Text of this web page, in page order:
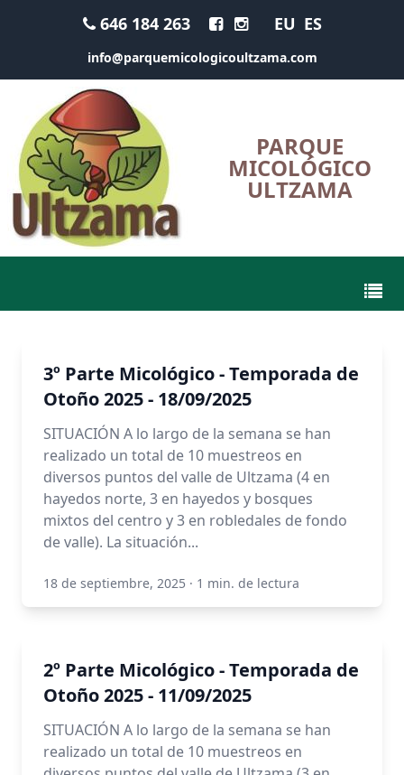
646 184 263 EU ES
info@parquemicologicoultzama.com
PARQUE
MICOLÓGICO
ULTZAMA
3º Parte Micológico - Temporada de
Otoño 2025 - 18/09/2025
SITUACIÓN A lo largo de la semana se han
realizado un total de 10 muestreos en
diversos puntos del valle de Ultzama (4 en
hayedos norte, 3 en hayedos y bosques
mixtos del centro y 3 en robledales de fondo
de valle). La situación...
18 de septiembre, 2025 · 1 min. de lectura
2º Parte Micológico - Temporada de
Otoño 2025 - 11/09/2025
SITUACIÓN A lo largo de la semana se han
realizado un total de 10 muestreos en